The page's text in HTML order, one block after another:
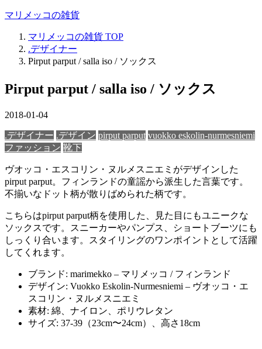
マリメッコの雑貨
マリメッコの雑貨 TOP
.デザイナー
Pirput parput / salla iso / ソックス
Pirput parput / salla iso / ソックス
2018-01-04
.デザイナー .デザイン pirput parput vuokko eskolin-nurmesniemi
ファッション 靴下
ヴオッコ・エスコリン・ヌルメスニエミがデザインした
pirput parput。フィンランドの童謡から派生した言葉です。
不揃いなドット柄が散りばめられた柄です。
こちらはpirput parput柄を使用した、見た目にもユニークな
ソックスです。スニーカーやパンプス、ショートブーツにも
しっくり合います。スタイリングのワンポイントとして活躍
してくれます。
ブランド: marimekko – マリメッコ / フィンランド
デザイン: Vuokko Eskolin-Nurmesniemi – ヴオッコ・エ
スコリン・ヌルメスニエミ
素材: 綿、ナイロン、ポリウレタン
サイズ: 37-39（23cm〜24cm）、高さ18cm